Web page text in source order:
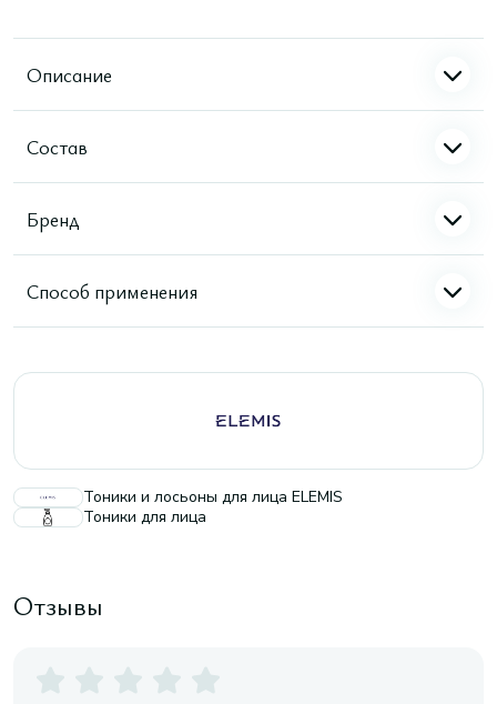
Описание
Состав
Бренд
Способ применения
Тоники и лосьоны для лица ELEMIS
Тоники для лица
Отзывы